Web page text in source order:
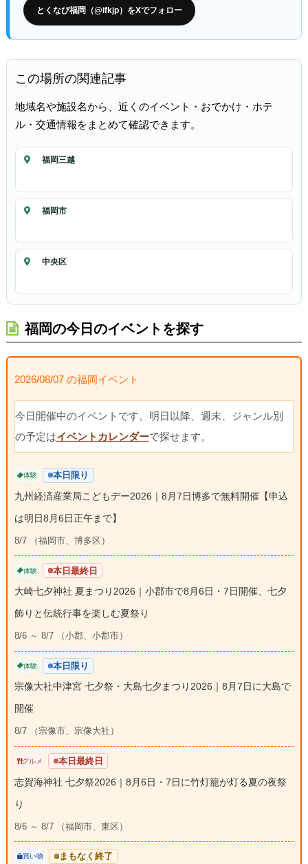
とくなび福岡（@ifkjp）をXでフォロー
この場所の関連記事
地域名や施設名から、近くのイベント・おでかけ・ホテ
ル・交通情報をまとめて確認できます。
福岡三越
福岡市
中央区
福岡の今日のイベントを探す
2026/08/07 の福岡イベント
今日開催中のイベントです。明日以降、週末、ジャンル別
の予定はイベントカレンダーで探せます。
体験 本日限り
九州経済産業局こどもデー2026｜8月7日博多で無料開催【申込
は明日8月6日正午まで】
8/7 （福岡市、博多区）
体験 本日最終日
大崎七夕神社 夏まつり2026｜小郡市で8月6日・7日開催、七夕
飾りと伝統行事を楽しむ夏祭り
8/6 ～ 8/7 （小郡、小郡市）
体験 本日限り
宗像大社中津宮 七夕祭・大島七夕まつり2026｜8月7日に大島で
開催
8/7 （宗像市、宗像大社）
グルメ 本日最終日
志賀海神社 七夕祭2026｜8月6日・7日に竹灯籠が灯る夏の夜祭
り
8/6 ～ 8/7 （福岡市、東区）
買い物 まもなく終了